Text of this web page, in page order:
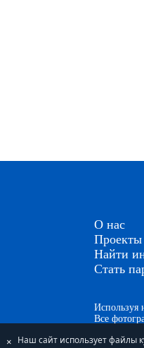
О нас
Проекты
Найти
Стать
Используя
Все
× Наш сайт использует файлы